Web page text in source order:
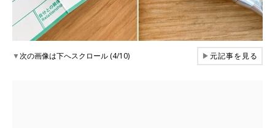
▼次の画像は下へスクロール (4/10) ▶元記事を見る